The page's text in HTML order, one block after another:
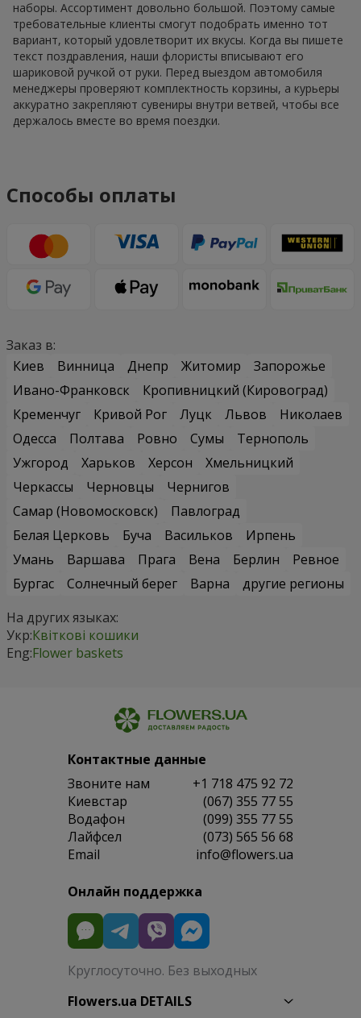
наборы. Ассортимент довольно большой. Поэтому самые
требовательные клиенты смогут подобрать именно тот
вариант, который удовлетворит их вкусы. Когда вы пишете
текст поздравления, наши флористы вписывают его
шариковой ручкой от руки. Перед выездом автомобиля
менеджеры проверяют комплектность корзины, а курьеры
аккуратно закрепляют сувениры внутри ветвей, чтобы все
держалось вместе во время поездки.
Способы оплаты
Заказ в:
Киев
Винница Днепр Житомир
Запорожье
Ивано-Франковск
Кропивницкий (Кировоград)
Кременчуг
Кривой Рог Луцк Львов
Николаев
Одесса
Полтава Ровно Сумы
Тернополь
Ужгород
Харьков Херсон
Хмельницкий
Черкассы
Черновцы
Чернигов
Самар (Новомосковск)
Павлоград
Белая Церковь
Буча Васильков
Ирпень
Умань
Варшава Прага Вена Берлин
Ревное
Бургас
Солнечный берег Варна
другие регионы
На других языках:
Укр:Квіткові кошики
Eng:Flower baskets
Контактные данные
Звоните нам
+1 718 475 92 72
Киевстар
(067) 355 77 55
Водафон
(099) 355 77 55
Лайфсел
(073) 565 56 68
Email
info@flowers.ua
Онлайн поддержка
Круглосуточно. Без выходных
Flowers.ua DETAILS